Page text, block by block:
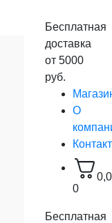
Бесплатная
доставка
от 5000
руб.
О
0
Бесплатная